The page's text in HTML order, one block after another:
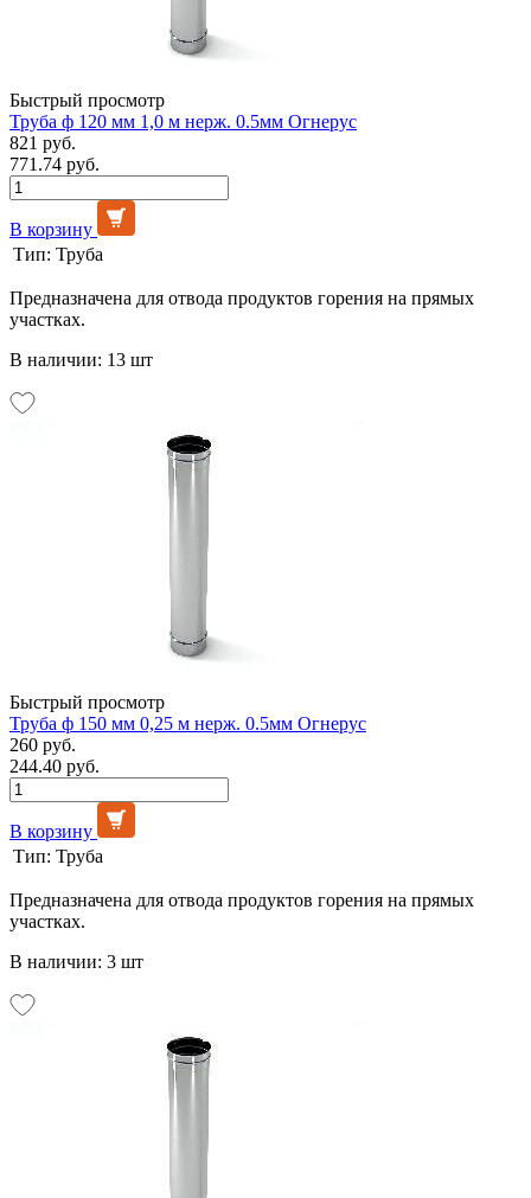
Быстрый просмотр
Труба ф 120 мм 1,0 м нерж. 0.5мм Огнерус
821 руб.
771.74 руб.
В корзину
Тип: Труба
Предназначена для отвода продуктов горения на прямых
участках.
В наличии: 13 шт
Быстрый просмотр
Труба ф 150 мм 0,25 м нерж. 0.5мм Огнерус
260 руб.
244.40 руб.
В корзину
Тип: Труба
Предназначена для отвода продуктов горения на прямых
участках.
В наличии: 3 шт